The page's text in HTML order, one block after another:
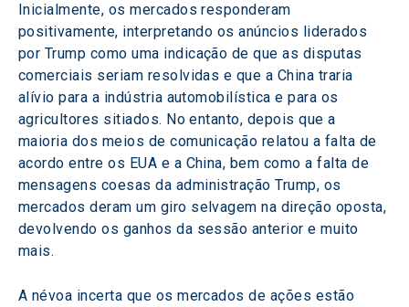
Inicialmente, os mercados responderam
positivamente, interpretando os anúncios liderados
por Trump como uma indicação de que as disputas
comerciais seriam resolvidas e que a China traria
alívio para a indústria automobilística e para os
agricultores sitiados. No entanto, depois que a
maioria dos meios de comunicação relatou a falta de
acordo entre os EUA e a China, bem como a falta de
mensagens coesas da administração Trump, os
mercados deram um giro selvagem na direção oposta,
devolvendo os ganhos da sessão anterior e muito
mais.
A névoa incerta que os mercados de ações estão